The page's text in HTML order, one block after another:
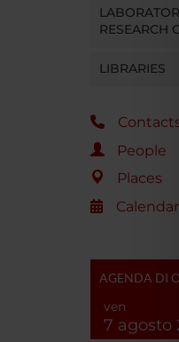
RESEARCH
LIBRARIES
People
Places
Calendar
AGENDA DI
ven
7 agosto